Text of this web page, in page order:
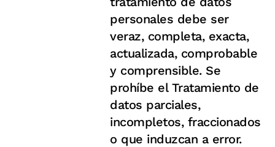
personales debe ser
veraz, completa, exacta,
actualizada, comprobable
y comprensible. Se
prohíbe el Tratamiento de
datos parciales,
incompletos, fraccionados
o que induzcan a error.